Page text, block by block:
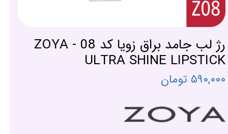
رژ لب جامد براق زویا کد 08 - ZOYA
ULTRA SHINE LIPSTICK
۵۹۰,۰۰۰ تومان